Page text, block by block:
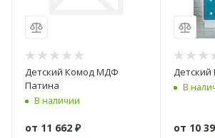
Детский Комод МДФ
Патина
В наличии
от 11 662 ₽
В
от 10